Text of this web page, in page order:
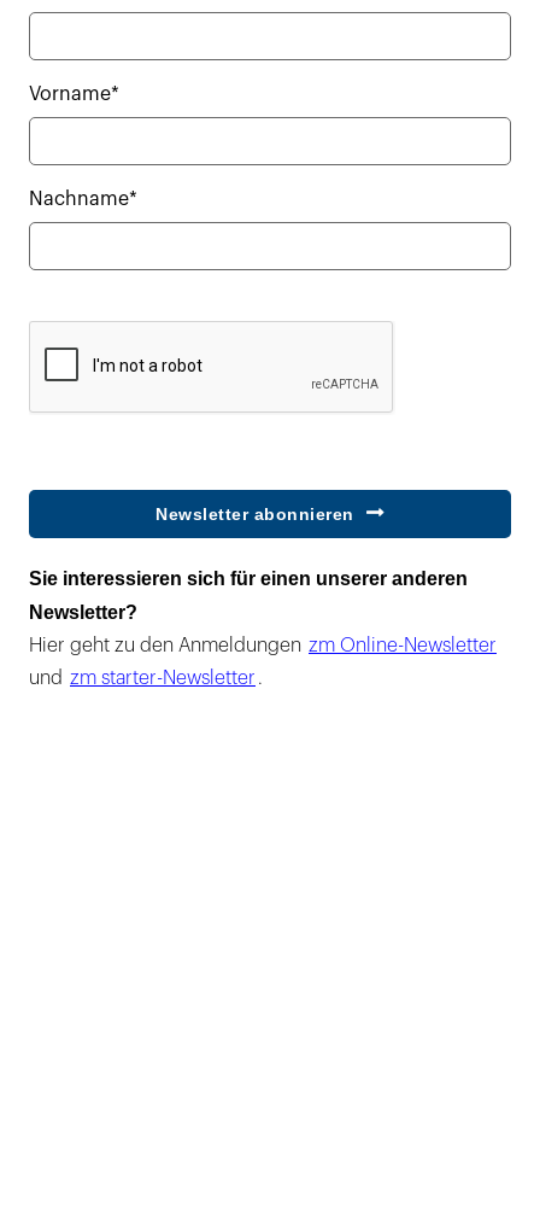
Vorname*
Nachname*
Newsletter abonnieren
Sie interessieren sich für einen unserer anderen
Newsletter?
Hier geht zu den Anmeldungen zm Online-Newsletter
und zm starter-Newsletter .